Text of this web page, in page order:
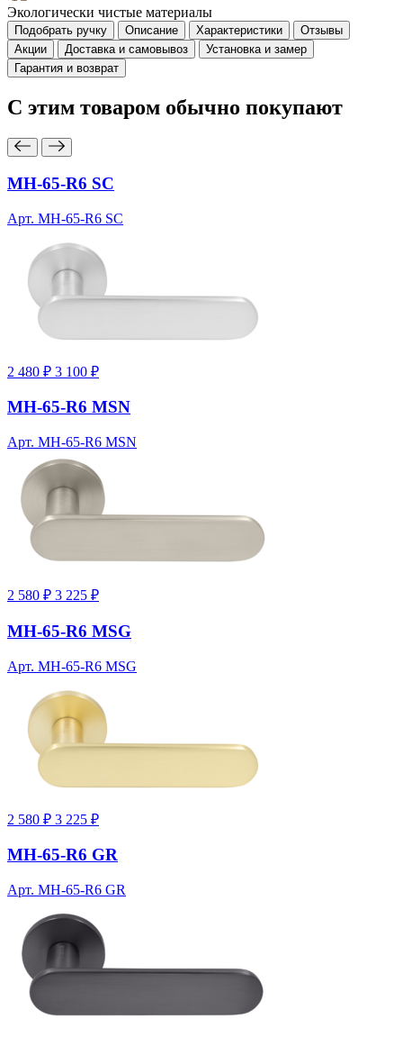
Экологически чистые материалы
Подобрать ручку Описание Характеристики
Отзывы
Акции
Доставка и самовывоз
Установка и замер
Гарантия и возврат
С этим товаром обычно покупают
MH-65-R6 SC
Арт. MH-65-R6 SC
2 480 ₽ 3 100 ₽
MH-65-R6 MSN
Арт. MH-65-R6 MSN
2 580 ₽ 3 225 ₽
MH-65-R6 MSG
Арт. MH-65-R6 MSG
2 580 ₽ 3 225 ₽
MH-65-R6 GR
Арт. MH-65-R6 GR